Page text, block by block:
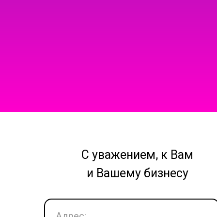
С уважением, к Вам
и Вашему бизнесу